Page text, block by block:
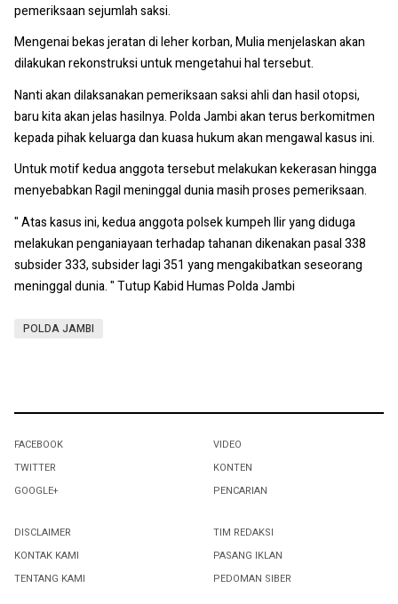
pemeriksaan sejumlah saksi.
Mengenai bekas jeratan di leher korban, Mulia menjelaskan akan
dilakukan rekonstruksi untuk mengetahui hal tersebut.
Nanti akan dilaksanakan pemeriksaan saksi ahli dan hasil otopsi,
baru kita akan jelas hasilnya. Polda Jambi akan terus berkomitmen
kepada pihak keluarga dan kuasa hukum akan mengawal kasus ini.
Untuk motif kedua anggota tersebut melakukan kekerasan hingga
menyebabkan Ragil meninggal dunia masih proses pemeriksaan.
" Atas kasus ini, kedua anggota polsek kumpeh Ilir yang diduga
melakukan penganiayaan terhadap tahanan dikenakan pasal 338
subsider 333, subsider lagi 351 yang mengakibatkan seseorang
meninggal dunia. " Tutup Kabid Humas Polda Jambi
POLDA JAMBI
FACEBOOK
TWITTER
GOOGLE+
VIDEO
KONTEN
PENCARIAN
DISCLAIMER
KONTAK KAMI
TENTANG KAMI
TIM REDAKSI
PASANG IKLAN
PEDOMAN SIBER